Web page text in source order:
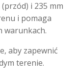
i 235 mm
i pomaga
warunkach.
aby zapewnić
terenie.